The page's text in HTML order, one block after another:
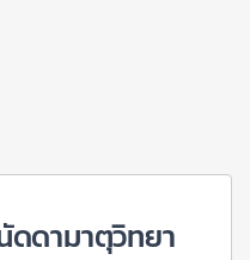
ดดามาตุวิทยา